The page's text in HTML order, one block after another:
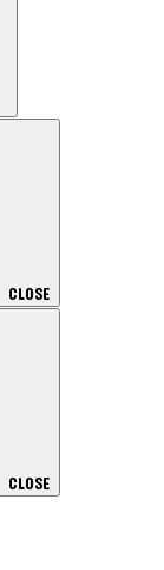
CLOSE
CLOSE